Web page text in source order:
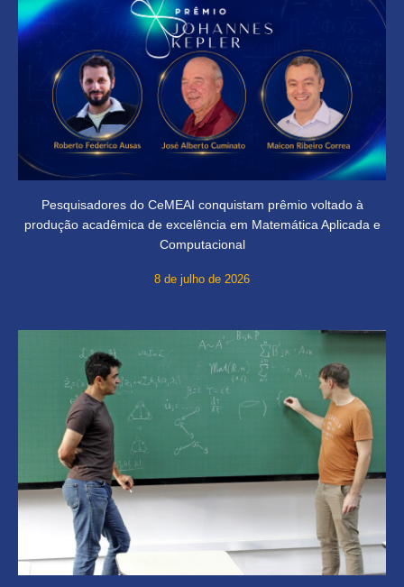
Pesquisadores do CeMEAI conquistam prêmio voltado à
produção acadêmica de excelência em Matemática Aplicada e
Computacional
8 de julho de 2026